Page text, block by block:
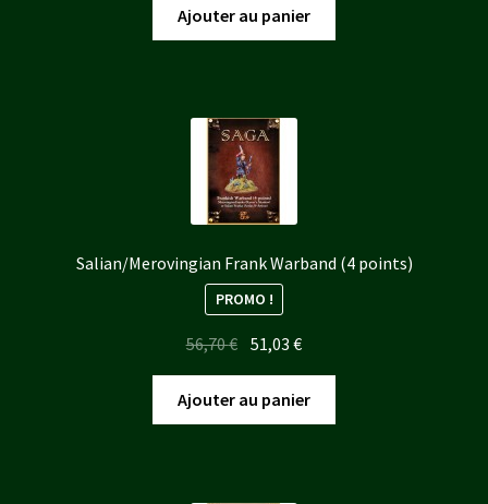
initial
était :
actuel
est :
Ajouter au panier
Salian/Merovingian Frank Warband (4 points)
PROMO !
56,70€ Le
prix
initial
était :
51,03€Le
prix
actuel
est :
Ajouter au panier